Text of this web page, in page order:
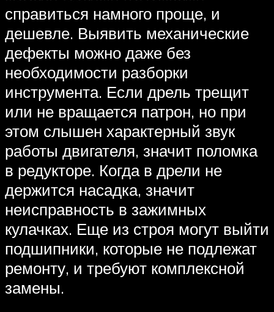
справиться намного проще, и
дешевле. Выявить механические
дефекты можно даже без
необходимости разборки
инструмента. Если дрель трещит
или не вращается патрон, но при
этом слышен характерный звук
работы двигателя, значит поломка
в редукторе. Когда в дрели не
держится насадка, значит
неисправность в зажимных
кулачках. Еще из строя могут выйти
подшипники, которые не подлежат
ремонту, и требуют комплексной
замены.